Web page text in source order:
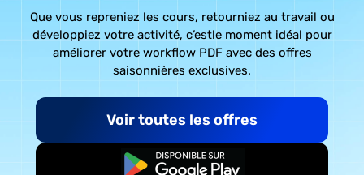
Que vous repreniez les cours, retourniez au travail ou
développiez votre activité, c’estle moment idéal pour
améliorer votre workflow PDF avec des offres
saisonnières exclusives.
Voir toutes les offres
Commencer gratuitement